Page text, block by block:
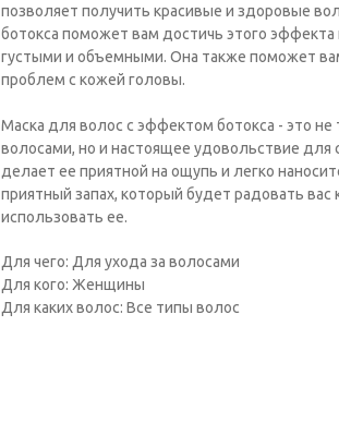
позволяет получить красивые и здоровые
ботокса поможет вам достичь этого
густыми и объемными. Она также поможет
проблем с кожей головы.
Маска для волос с эффектом ботокса - это не
волосами, но и настоящее удовольствие для
делает ее приятной на ощупь и легко
приятный запах, который будет радовать
использовать ее.
Для чего: Для ухода за волосами
Для кого: Женщины
Для каких волос: Все типы волос